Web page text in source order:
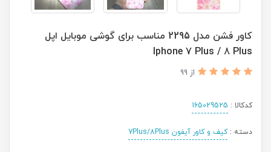
کاور فشن مدل 2295 مناسب برای گوشی موبایل اپل
Iphone 7 Plus / 8 Plus
از 99
کدکالا : 165029525
دسته :کیف و کاور آیفون 7Plus/8Plus